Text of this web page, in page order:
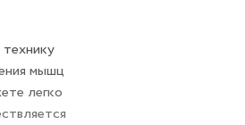
мышц
легко